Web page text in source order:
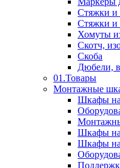
Стяжки и
Стяжки и
Хомуты
Скотч,
Скоба
Дюбели,
01.Товары
Монтажные
Шкафы
Шкафы
Шкафы